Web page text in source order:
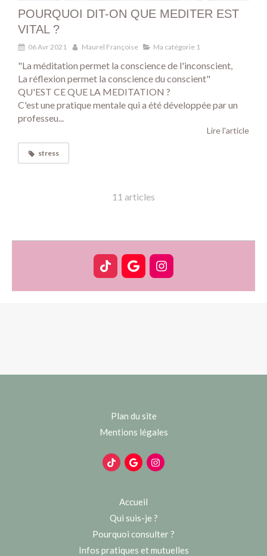
POURQUOI DIT-ON QUE MEDITER EST
VITAL ?
06 Avr 2021 Maurel Françoise Ma catégorie 1
"La méditation permet la conscience de l'inconscient,
La réflexion permet la conscience du conscient"
QU'EST CE QUE LA MEDITATION ?
C'est une pratique mentale qui a été développée par un
professeu...
Lire l'article
stress
11 articles
Plan du site
Mentions légales
Accueil
Qui suis-je ?
Pourquoi consulter ?
Infos pratiques et mutuelles